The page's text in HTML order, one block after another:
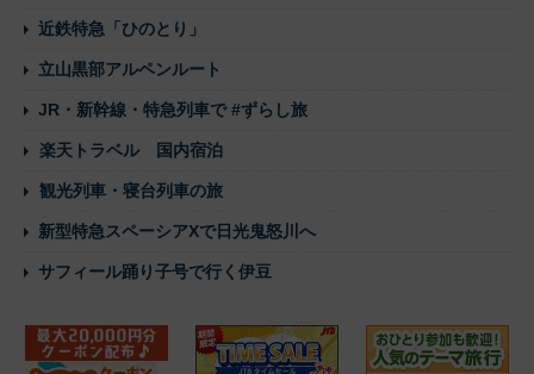
近鉄特急「ひのとり」
立山黒部アルペンルート
JR・新幹線・特急列車で #ずらし旅
楽天トラベル 国内宿泊
観光列車・寝台列車の旅
新型特急スペーシアXで日光鬼怒川へ
サフィール踊り子号で行く伊豆